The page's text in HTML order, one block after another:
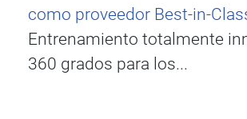
como proveedor Best-in-
Entrenamiento totalmente
360 grados para los...